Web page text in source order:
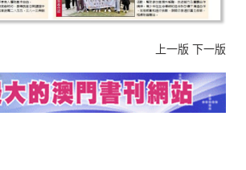
上一版 下一版